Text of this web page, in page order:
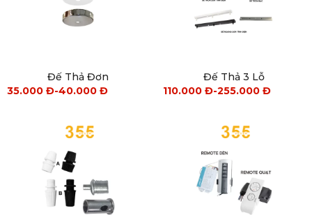
Đế Thả Đơn
35.000 Đ-40.000 Đ
Đế Thả 3 Lỗ
110.000 Đ-255.000 Đ